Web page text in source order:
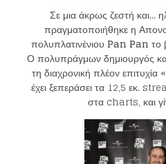
Σε μια άκρως ζεστή και…
πραγματοποιήθηκε η
πολυπλατινένιου Pan Pan το
Ο πολυπράγμων δημιουργός
τη διαχρονική πλέον
έχει ξεπεράσει τα 12,5 εκ.
στα charts, και